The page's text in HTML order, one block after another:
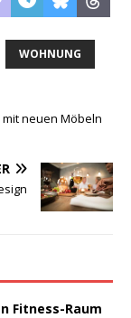
WOHNUNG
neuen Möbeln
Fitness-Raum